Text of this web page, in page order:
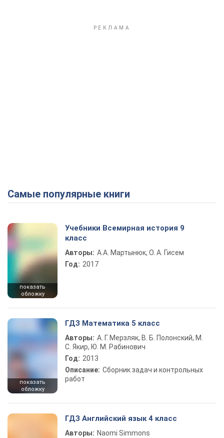
Самые популярные книги
показать
обложку
Учебники Всемирная история 9
класс
Авторы: А.А. Мартынюк, О. А. Гисем
Год: 2017
показать
обложку
ГДЗ Математика 5 класс
Авторы: А. Г. Мерзляк, В. Б. Полонский, М.
С. Якир, Ю. М. Рабинович
Год: 2013
Описание: Сборник задач и контрольных
работ
ГДЗ Английский язык 4 класс
Авторы: Naomi Simmons